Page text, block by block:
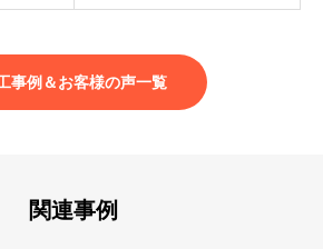
事例＆お客様の声一覧
関連事例